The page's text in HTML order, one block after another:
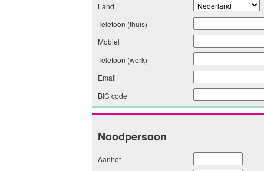
Land
Telefoon (thuis)
Mobiel
Telefoon (werk)
Email
BIC code
Noodpersoon
Aanhef